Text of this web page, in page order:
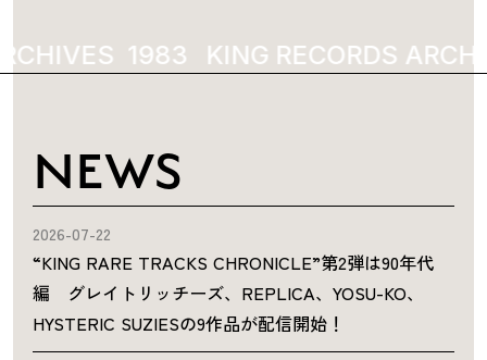
1983 KING RECORDS
NEWS
2026-07-22
“KING RARE TRACKS CHRONICLE”第2弾は90年代
編 グレイトリッチーズ、REPLICA、YOSU-KO、
HYSTERIC SUZIESの9作品が配信開始！